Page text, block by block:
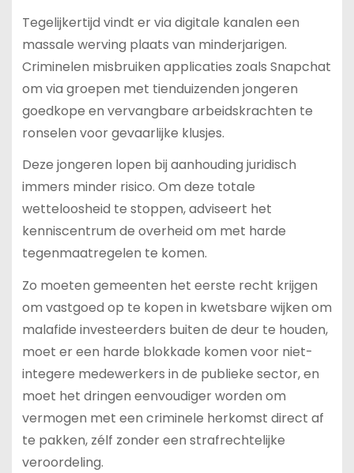
Tegelijkertijd vindt er via digitale kanalen een
massale werving plaats van minderjarigen.
Criminelen misbruiken applicaties zoals Snapchat
om via groepen met tienduizenden jongeren
goedkope en vervangbare arbeidskrachten te
ronselen voor gevaarlijke klusjes.
Deze jongeren lopen bij aanhouding juridisch
immers minder risico. Om deze totale
wetteloosheid te stoppen, adviseert het
kenniscentrum de overheid om met harde
tegenmaatregelen te komen.
Zo moeten gemeenten het eerste recht krijgen
om vastgoed op te kopen in kwetsbare wijken om
malafide investeerders buiten de deur te houden,
moet er een harde blokkade komen voor niet-
integere medewerkers in de publieke sector, en
moet het dringen eenvoudiger worden om
vermogen met een criminele herkomst direct af
te pakken, zélf zonder een strafrechtelijke
veroordeling.